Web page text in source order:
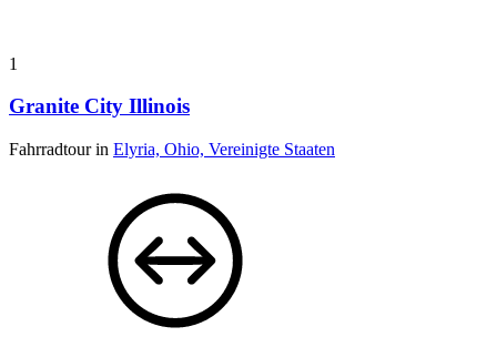
1
Granite City Illinois
Fahrradtour in Elyria, Ohio, Vereinigte Staaten